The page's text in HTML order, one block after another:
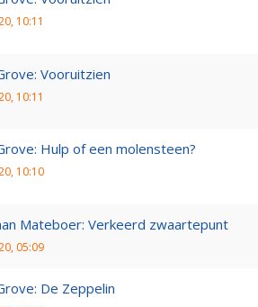
10:11
Vooruitzien
10:11
Hulp of een molensteen?
10:10
Mateboer: Verkeerd zwaartepunt
05:09
De Zeppelin